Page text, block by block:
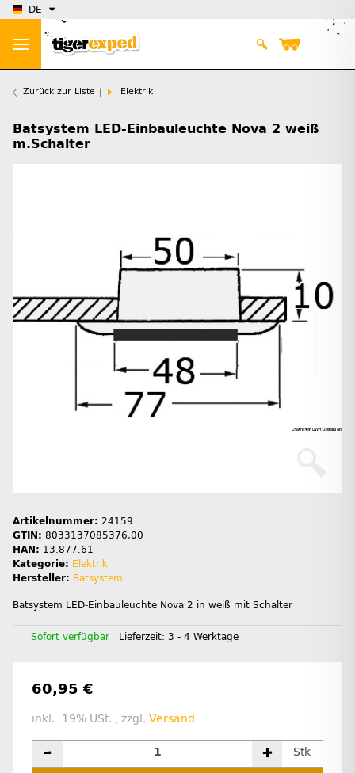
DE
Zurück zur Liste Elektrik
Batsystem LED-Einbauleuchte Nova 2 weiß
m.Schalter
Artikelnummer: 24159
GTIN: 8033137085376,00
HAN: 13.877.61
Kategorie: Elektrik
Hersteller: Batsystem
Batsystem LED-Einbauleuchte Nova 2 in weiß mit Schalter
Sofort verfügbar Lieferzeit: 3 - 4 Werktage
60,95 €
inkl. 19% USt. , zzgl. Versand
Stk